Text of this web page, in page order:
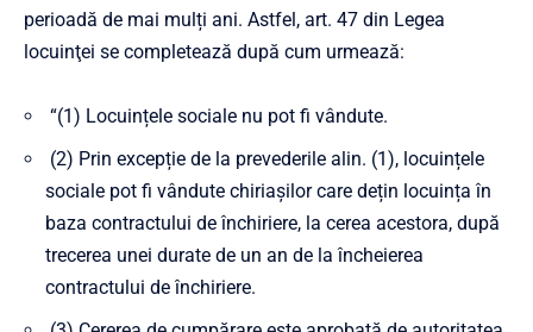
perioadă de mai mulți ani. Astfel, art. 47 din Legea
locuinţei se completează după cum urmează:
“(1) Locuințele sociale nu pot fi vândute.
(2) Prin excepție de la prevederile alin. (1), locuințele
sociale pot fi vândute chiriașilor care dețin locuința în
baza contractului de închiriere, la cerea acestora, după
trecerea unei durate de un an de la încheierea
contractului de închiriere.